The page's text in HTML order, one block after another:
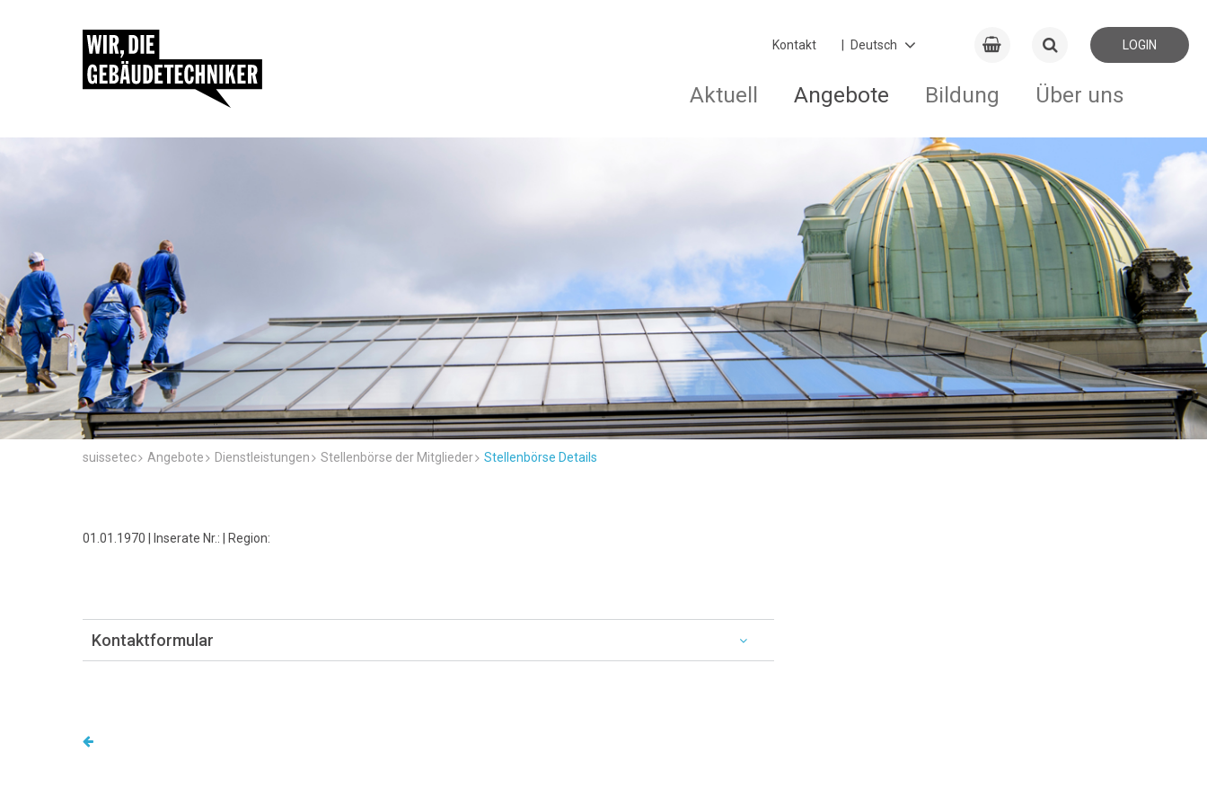
Kontakt LOGIN
Aktuell Angebote Bildung Über uns
suissetec Angebote Dienstleistungen Stellenbörse der Mitglieder Stellenbörse Details
01.01.1970 | Inserate Nr.: | Region:
Kontaktformular